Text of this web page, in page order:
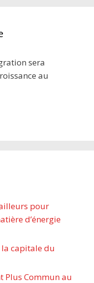
sera
au
pour
d’énergie
la capitale du
Plus Commun au